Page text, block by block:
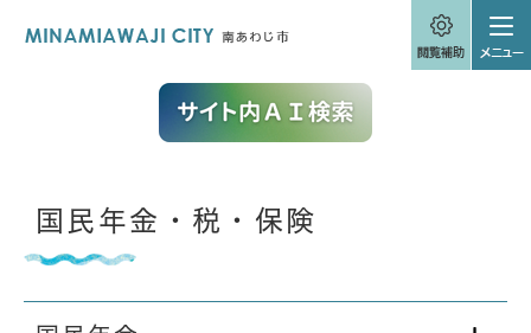
国民年金・税・保険